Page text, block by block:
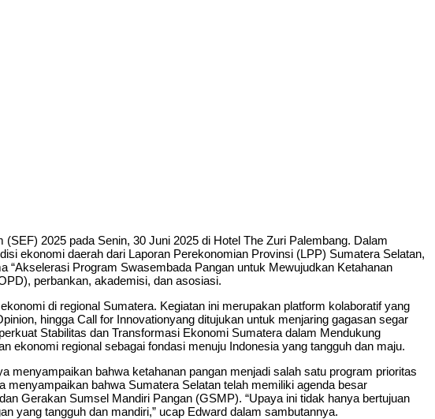
2025 pada Senin, 30 Juni 2025 di Hotel The Zuri Palembang. Dalam
ekonomi daerah dari Laporan Perekonomian Provinsi (LPP) Sumatera Selatan,
“Akselerasi Program Swasembada Pangan untuk Mewujudkan Ketahanan
perbankan, akademisi, dan asosiasi.
di regional Sumatera. Kegiatan ini merupakan platform kolaboratif yang
hingga Call for Innovationyang ditujukan untuk menjaring gagasan segar
Stabilitas dan Transformasi Ekonomi Sumatera dalam Mendukung
ekonomi regional sebagai fondasi menuju Indonesia yang tangguh dan maju.
bahwa ketahanan pangan menjadi salah satu program prioritas
bahwa Sumatera Selatan telah memiliki agenda besar
Gerakan Sumsel Mandiri Pangan (GSMP). “Upaya ini tidak hanya bertujuan
yang tangguh dan mandiri,” ucap Edward dalam sambutannya.